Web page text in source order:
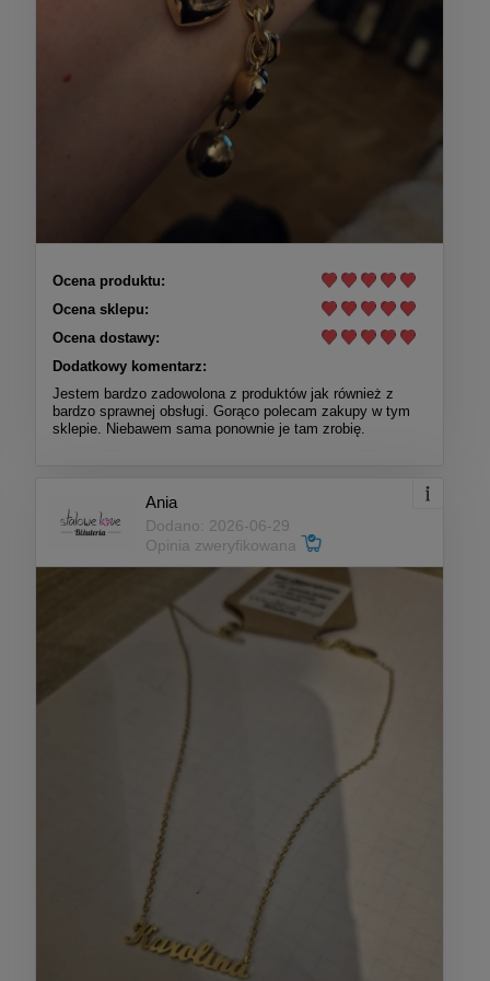
Ocena produktu:
Ocena sklepu:
Ocena dostawy:
Dodatkowy komentarz:
Jestem bardzo zadowolona z produktów jak również z
bardzo sprawnej obsługi. Gorąco polecam zakupy w tym
sklepie. Niebawem sama ponownie je tam zrobię.
Ania
Dodano: 2026-06-29
Opinia zweryfikowana